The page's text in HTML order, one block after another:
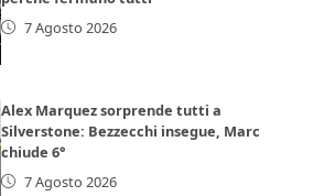
7 Agosto 2026
Alex Marquez sorprende tutti a
Silverstone: Bezzecchi insegue, Marc
chiude 6°
7 Agosto 2026